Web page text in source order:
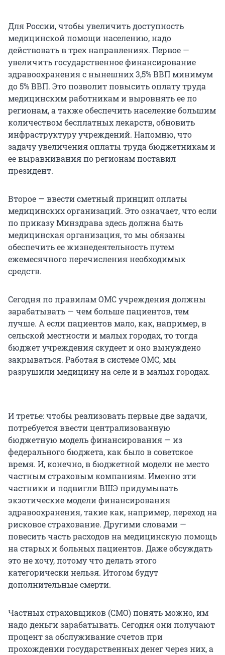
Для России, чтобы увеличить доступность
медицинской помощи населению, надо
действовать в трех направлениях. Первое —
увеличить государственное финансирование
здравоохранения с нынешних 3,5% ВВП минимум
до 5% ВВП. Это позволит повысить оплату труда
медицинским работникам и выровнять ее по
регионам, а также обеспечить население большим
количеством бесплатных лекарств, обновить
инфраструктуру учреждений. Напомню, что
задачу увеличения оплаты труда бюджетникам и
ее выравнивания по регионам поставил
президент.
Второе — ввести сметный принцип оплаты
медицинских организаций. Это означает, что если
по приказу Минздрава здесь должна быть
медицинская организация, то мы обязаны
обеспечить ее жизнедеятельность путем
ежемесячного перечисления необходимых
средств.
Сегодня по правилам ОМС учреждения должны
зарабатывать — чем больше пациентов, тем
лучше. А если пациентов мало, как, например, в
сельской местности и малых городах, то тогда
бюджет учреждения скудеет и оно вынуждено
закрываться. Работая в системе ОМС, мы
разрушили медицину на селе и в малых городах.
И третье: чтобы реализовать первые две задачи,
потребуется ввести централизованную
бюджетную модель финансирования — из
федерального бюджета, как было в советское
время. И, конечно, в бюджетной модели не место
частным страховым компаниям. Именно эти
частники и подвигли ВШЭ придумывать
экзотические модели финансирования
здравоохранения, такие как, например, переход на
рисковое страхование. Другими словами —
повесить часть расходов на медицинскую помощь
на старых и больных пациентов. Даже обсуждать
это не хочу, потому что делать этого
категорически нельзя. Итогом будут
дополнительные смерти.
Частных страховщиков (СМО) понять можно, им
надо деньги зарабатывать. Сегодня они получают
процент за обслуживание счетов при
прохождении государственных денег через них, а